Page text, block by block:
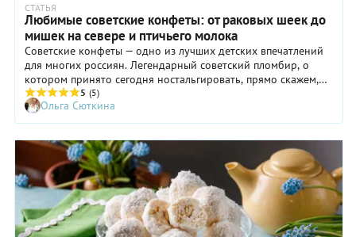
СТАТЬЯ
Любимые советские конфеты: от раковых шеек до
мишек на севере и птичьего молока
Советские конфеты — одно из лучших детских впечатлений
для многих россиян. Легендарный советский пломбир, о
котором принято сегодня ностальгировать, прямо скажем,
был знаком далеко не всем. Возгласы «А какой хлеб был при
СССР!» тоже вызывают очень разные реакции. А вот добрые
воспоминания о конфетах, похоже, объединяют всех нас.
Вернемся и мы на несколько минут в этот сладкий мир
детства и юности.
5 (5)
Ольга Сюткина